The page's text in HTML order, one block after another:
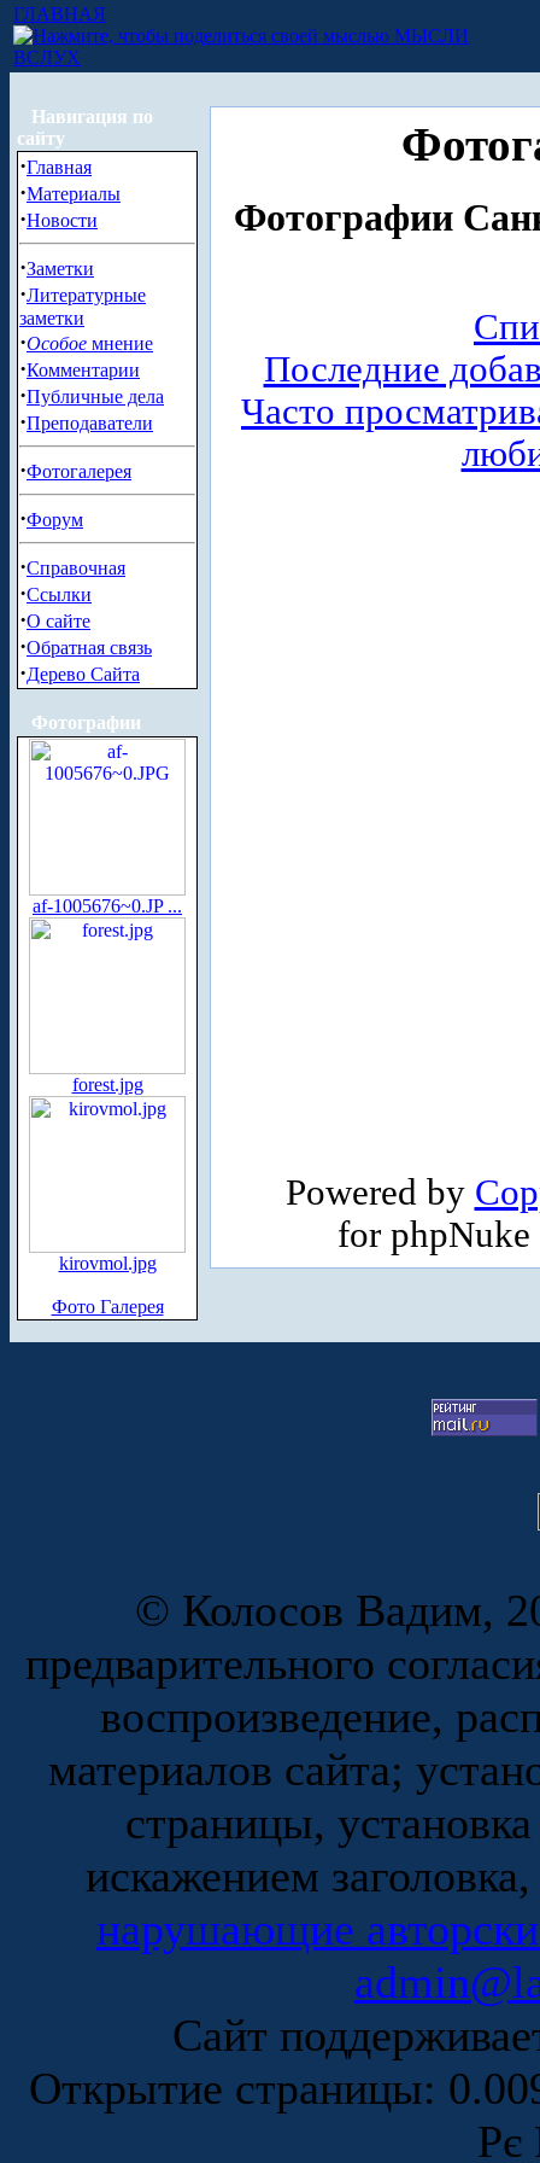
ГЛАВНАЯ
МЫСЛИ
ВСЛУХ
Навигация по
сайту
·Главная
·Материалы
·Новости
·Заметки
·Литературные
заметки
·Особое мнение
·Комментарии
·Публичные дела
·Преподаватели
·Фотогалерея
·Форум
·Справочная
·Ссылки
·О сайте
·Обратная связь
·Дерево Сайта
Фотографии
af-1005676~0.JP ...
forest.jpg
kirovmol.jpg
Фото Галерея
Фотографии
Последние
Часто
Powered by
for
© Колосов Вадим,
предварительного
воспроизведение,
материалов сайта;
страницы,
искажением
нарушающие
Сайт
Открытие страницы:
Рє